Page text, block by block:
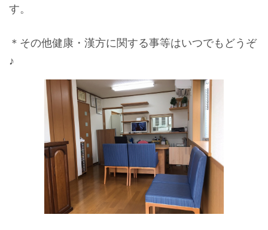
す。
＊その他健康・漢方に関する事等はいつでもどうぞ
♪